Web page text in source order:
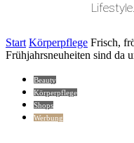
Start Körperpflege Frisch,
Frühjahrsneuheiten sind da
Beauty
Körperpflege
Shops
Werbung